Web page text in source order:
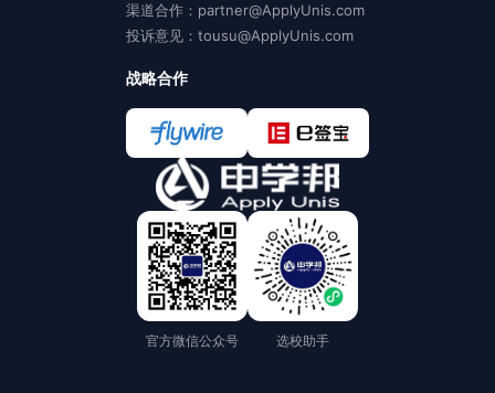
渠道合作：partner@ApplyUnis.com
投诉意见：tousu@ApplyUnis.com
战略合作
官方微信公众号 选校助手